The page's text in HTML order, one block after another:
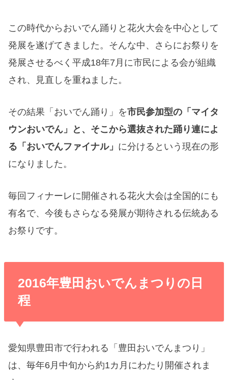
この時代からおいでん踊りと花火大会を中心として
発展を遂げてきました。そんな中、さらにお祭りを
発展させるべく平成18年7月に市民による会が組織
され、見直しを重ねました。
その結果「おいでん踊り」を市民参加型の「マイタ
ウンおいでん」と、そこから選抜された踊り連によ
る「おいでんファイナル」 に分けるという現在の形
になりました。
毎回フィナーレに開催される花火大会は全国的にも
有名で、今後もさらなる発展が期待される伝統ある
お祭りです。
2016年豊田おいでんまつりの日
程
愛知県豊田市で行われる「豊田おいでんまつり」
は、毎年6月中旬から約1カ月にわたり開催されま